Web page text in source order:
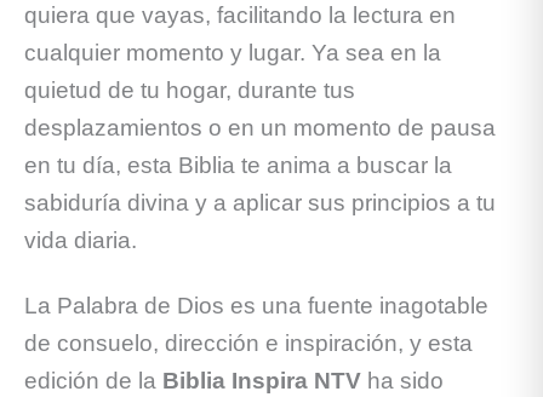
quiera que vayas, facilitando la lectura en
cualquier momento y lugar. Ya sea en la
quietud de tu hogar, durante tus
desplazamientos o en un momento de pausa
en tu día, esta Biblia te anima a buscar la
sabiduría divina y a aplicar sus principios a tu
vida diaria.
La Palabra de Dios es una fuente inagotable
de consuelo, dirección e inspiración, y esta
edición de la Biblia Inspira NTV ha sido